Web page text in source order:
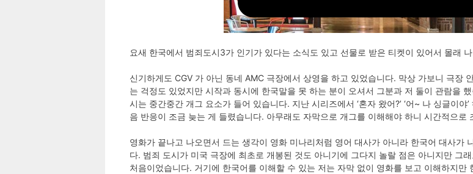
요새 한국에서 범죄도시3가 인기가 있다는 소식도 있고 선물로 받은 티켓이 있어서 몰래
신기하게도 CGV 가 아닌 동네 AMC 극장에서 상영을 하고 있었습니다. 막상 가보니 극장
는 걱정도 있었지만 시작과 동시에 한국말을 못 하는 분이 오셔서 그분과 저 둘이 관람을
시는 중간중간 개그 요소가 들어 있습니다. 지난 시리즈에서 ‘혼자 왔어?’ ‘어~ 나 싱글이
음 반응이 조금 늦는 게 들렸습니다. 아무래도 자막으로 개그를 이해해야 하니 시간적으로
영화가 끝나고 나오면서 드는 생각이 영화 미나리처럼 영어 대사가 아니라 한국어 대사가
다. 범죄 도시가 미국 극장에 최초로 개봉된 것도 아니기에 그다지 놀랄 점은 아니지만 그
처음이었습니다. 거기에 한국어를 이해할 수 있는 저는 자막 없이 영화를 보고 이해하지